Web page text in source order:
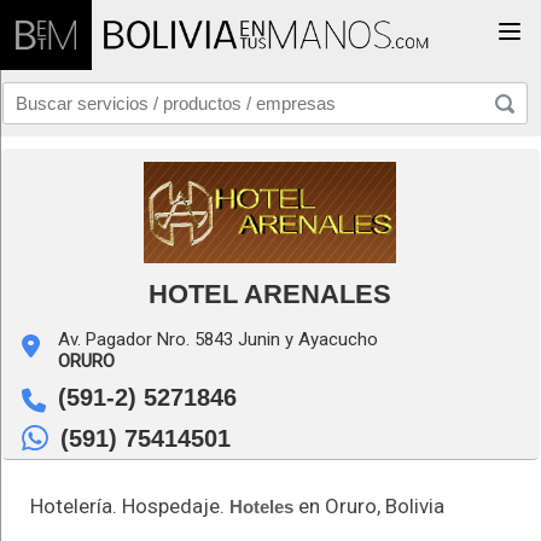
HOTEL ARENALES
Av. Pagador Nro. 5843 Junin y Ayacucho
ORURO
(591-2) 5271846
(591) 75414501
Hotelería. Hospedaje. Hoteles en Oruro, Bolivia